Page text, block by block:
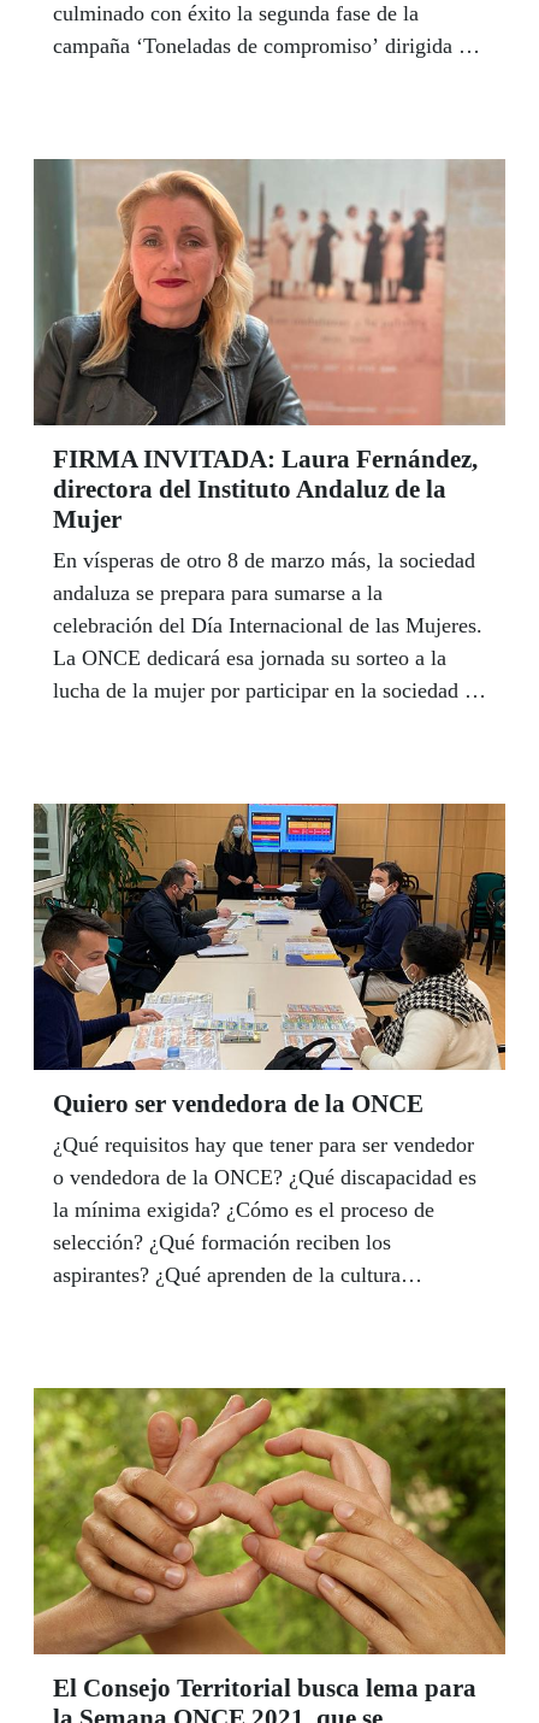
culminado con éxito la segunda fase de la
campaña ‘Toneladas de compromiso’ dirigida a
pasado entregaron a los Bancos de Alimentos un
total de 15.446 kilos a los que sumaron otros
15.092 kilos el pasado mes de febrero, que hacen
un total de 30.538 kilos de solidaridad en los
tiempos del COVID.
FIRMA INVITADA: Laura Fernández,
directora del Instituto Andaluz de la
Mujer
En vísperas de otro 8 de marzo más, la sociedad
andaluza se prepara para sumarse a la
celebración del Día Internacional de las Mujeres.
La ONCE dedicará esa jornada su sorteo a la
lucha de la mujer por participar en la sociedad en
Instituto Andaluz de la Mujer, Laura Fernández,
aboga en esta tribuna por construir puentes y
redes para dar respuesta a las necesidades de
todas las mujeres sin excepción.
Quiero ser vendedora de la ONCE
¿Qué requisitos hay que tener para ser vendedor
o vendedora de la ONCE? ¿Qué discapacidad es
la mínima exigida? ¿Cómo es el proceso de
selección? ¿Qué formación reciben los
aspirantes? ¿Qué aprenden de la cultura
vendedores? Respondemos a todas las preguntas
en un momento en el que la ONCE se ha
propuesto como meta lograr una paridad total en
su red de ventas.
El Consejo Territorial busca lema para